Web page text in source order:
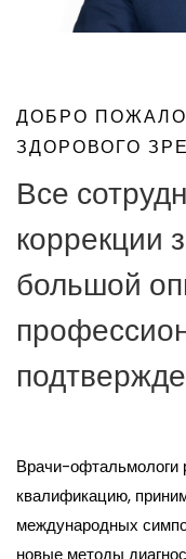
ДОБРО
ЗДОРОВОГО
Все
коррекции
большой
Врачи-офтальмологи
квалификацию,
международных
новые методы